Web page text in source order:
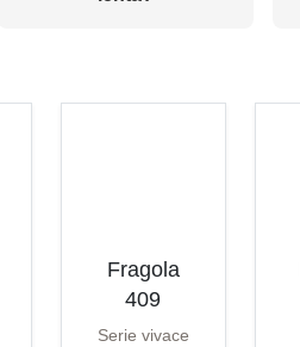
Fragola
409
Serie vivace